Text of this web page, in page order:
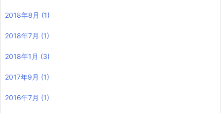
2018年8月 (1)
2018年7月 (1)
2018年1月 (3)
2017年9月 (1)
2016年7月 (1)